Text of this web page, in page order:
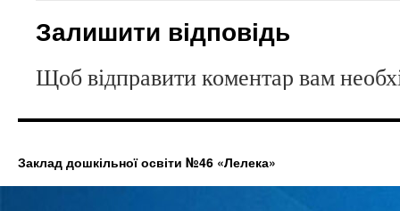
Залишити відповідь
Щоб відправити коментар вам
Заклад дошкільної освіти №46 «Лелека»